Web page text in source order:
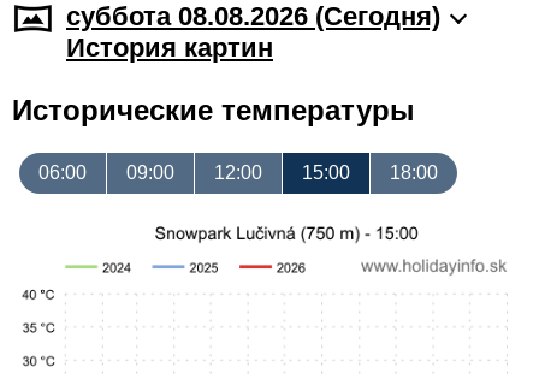
суббота 08.08.2026 (Cегодня)
История картин
Исторические температуры
06:00 09:00 12:00 15:00 18:00